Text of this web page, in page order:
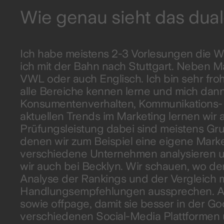
Wie genau sieht das
Ich habe meistens 2-3 Vorlesungen die
ich mit der Bahn nach Stuttgart. Neben
VWL oder auch Englisch. Ich bin sehr
alle Bereiche kennen lerne und mich
Konsumentenverhalten,
aktuellen Trends im Marketing lernen wir
Prüfungsleistung dabei sind meistens
denen wir zum Beispiel eine eigene
verschiedene Unternehmen analysieren
wir auch bei Becklyn. Wir schauen, wo
Analyse der Rankings und der
Handlungsempfehlungen aussprechen.
sowie offpage, damit sie besser in der
verschiedenen Social-Media